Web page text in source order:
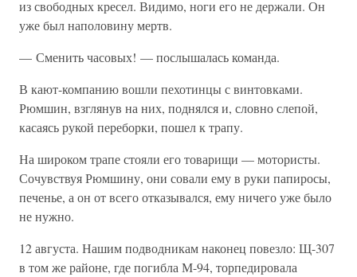
из свободных кресел. Видимо, ноги его не держали. Он
уже был наполовину мертв.
— Сменить часовых! — послышалась команда.
В кают-компанию вошли пехотинцы с винтовками.
Рюмшин, взглянув на них, поднялся и, словно слепой,
касаясь рукой переборки, пошел к трапу.
На широком трапе стояли его товарищи — мотористы.
Сочувствуя Рюмшину, они совали ему в руки папиросы,
печенье, а он от всего отказывался, ему ничего уже было
не нужно.
12 августа. Нашим подводникам наконец повезло: Щ-307
в том же районе, где погибла М-94, торпедировала